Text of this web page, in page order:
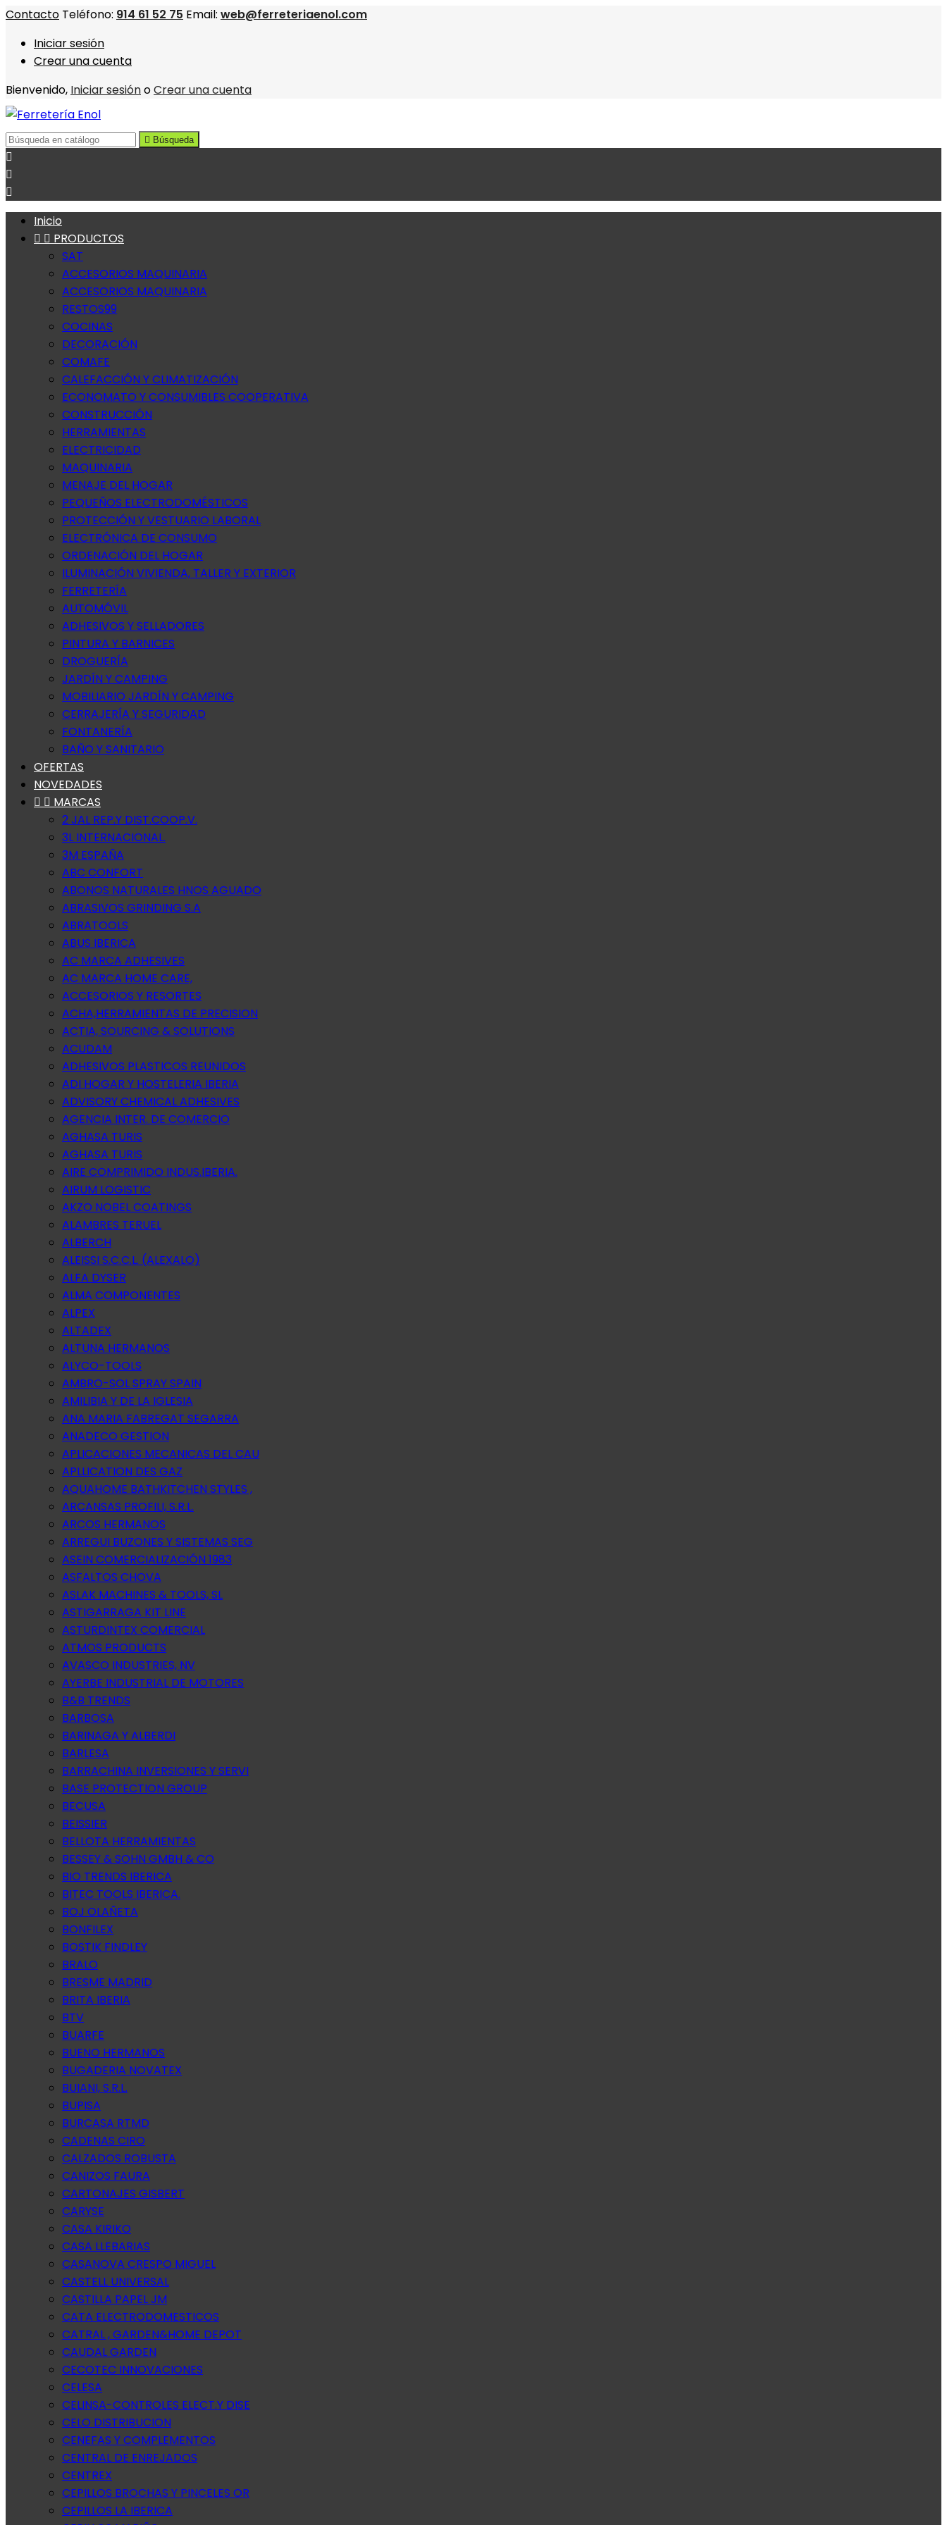
Contacto Teléfono: 914 61 52 75 Email: web@ferreteriaenol.com
Iniciar sesión
Crear una cuenta
Bienvenido, Iniciar sesiónoCrear una cuenta
 Búsqueda



Inicio
  PRODUCTOS
SAT
ACCESORIOS MAQUINARIA
ACCESORIOS MAQUINARIA
RESTOS99
COCINAS
DECORACIÓN
COMAFE
CALEFACCIÓN Y CLIMATIZACIÓN
ECONOMATO Y CONSUMIBLES COOPERATIVA
CONSTRUCCIÓN
HERRAMIENTAS
ELECTRICIDAD
MAQUINARIA
MENAJE DEL HOGAR
PEQUEÑOS ELECTRODOMÉSTICOS
PROTECCIÓN Y VESTUARIO LABORAL
ELECTRÓNICA DE CONSUMO
ORDENACIÓN DEL HOGAR
ILUMINACIÓN VIVIENDA, TALLER Y EXTERIOR
FERRETERÍA
AUTOMÓVIL
ADHESIVOS Y SELLADORES
PINTURA Y BARNICES
DROGUERÍA
JARDÍN Y CAMPING
MOBILIARIO JARDÍN Y CAMPING
CERRAJERÍA Y SEGURIDAD
FONTANERÍA
BAÑO Y SANITARIO
OFERTAS
NOVEDADES
  MARCAS
2 JAL REP.Y DIST.COOP.V.
3L INTERNACIONAL.
3M ESPAÑA
ABC CONFORT
ABONOS NATURALES HNOS AGUADO
ABRASIVOS GRINDING S.A
ABRATOOLS
ABUS IBERICA
AC MARCA ADHESIVES
AC MARCA HOME CARE,
ACCESORIOS Y RESORTES
ACHA,HERRAMIENTAS DE PRECISION
ACTIA, SOURCING & SOLUTIONS
ACUDAM
ADHESIVOS PLASTICOS REUNIDOS
ADI HOGAR Y HOSTELERIA IBERIA
ADVISORY CHEMICAL ADHESIVES
AGENCIA INTER. DE COMERCIO
AGHASA TURIS
AGHASA TURIS
AIRE COMPRIMIDO INDUS.IBERIA.
AIRUM LOGISTIC
AKZO NOBEL COATINGS
ALAMBRES TERUEL
ALBERCH
ALEISSI S.C.C.L. (ALEXALO)
ALFA DYSER
ALMA COMPONENTES
ALPEX
ALTADEX
ALTUNA HERMANOS
ALYCO-TOOLS
AMBRO-SOL SPRAY SPAIN
AMILIBIA Y DE LA IGLESIA
ANA MARIA FABREGAT SEGARRA
ANADECO GESTION
APLICACIONES MECANICAS DEL CAU
APLLICATION DES GAZ
AQUAHOME BATHKITCHEN STYLES ,
ARCANSAS PROFILI, S.R.L.
ARCOS HERMANOS
ARREGUI BUZONES Y SISTEMAS SEG
ASEIN COMERCIALIZACIÓN 1983
ASFALTOS CHOVA
ASLAK MACHINES & TOOLS, SL
ASTIGARRAGA KIT LINE
ASTURDINTEX COMERCIAL
ATMOS PRODUCTS
AVASCO INDUSTRIES, NV
AYERBE INDUSTRIAL DE MOTORES
B&B TRENDS
BARBOSA
BARINAGA Y ALBERDI
BARLESA
BARRACHINA INVERSIONES Y SERVI
BASE PROTECTION GROUP
BECUSA
BEISSIER
BELLOTA HERRAMIENTAS
BESSEY & SOHN GMBH & CO
BIO TRENDS IBERICA
BITEC TOOLS IBERICA.
BOJ OLAÑETA
BONFILEX
BOSTIK FINDLEY
BRALO
BRESME MADRID
BRITA IBERIA
BTV
BUARFE
BUENO HERMANOS
BUGADERIA NOVATEX
BUIANI, S.R.L.
BUPISA
BURCASA RTMD
CADENAS CIRO
CALZADOS ROBUSTA
CANIZOS FAURA
CARTONAJES GISBERT
CARYSE
CASA KIRIKO
CASA LLEBARIAS
CASANOVA CRESPO MIGUEL
CASTELL UNIVERSAL
CASTILLA PAPEL JM
CATA ELECTRODOMESTICOS
CATRAL , GARDEN&HOME DEPOT
CAUDAL GARDEN
CECOTEC INNOVACIONES
CELESA
CELINSA-CONTROLES ELECT.Y DISE
CELO DISTRIBUCION
CENEFAS Y COMPLEMENTOS
CENTRAL DE ENREJADOS
CENTREX
CEPILLOS BROCHAS Y PINCELES OR
CEPILLOS LA IBERICA